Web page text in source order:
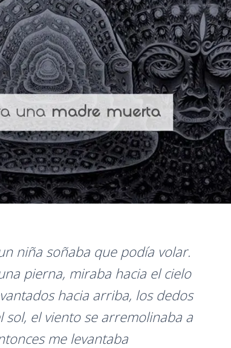
niña soñaba que podía volar.
pierna, miraba hacia el cielo
hacia arriba, los dedos
sol, el viento se arremolinaba a
me levantaba